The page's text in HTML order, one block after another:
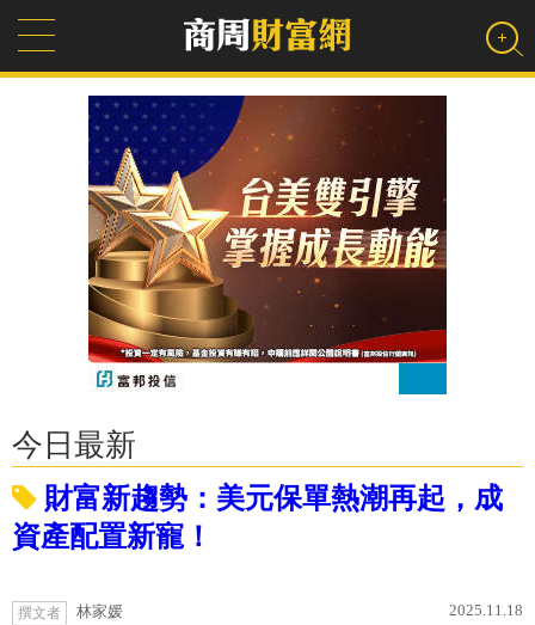
今日最新
財富新趨勢：美元保單熱潮再起，成
資產配置新寵！
撰文者 林家媛 2025.11.18